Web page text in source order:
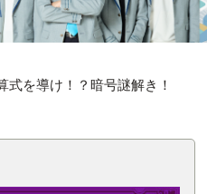
式を導け！？暗号謎解き！